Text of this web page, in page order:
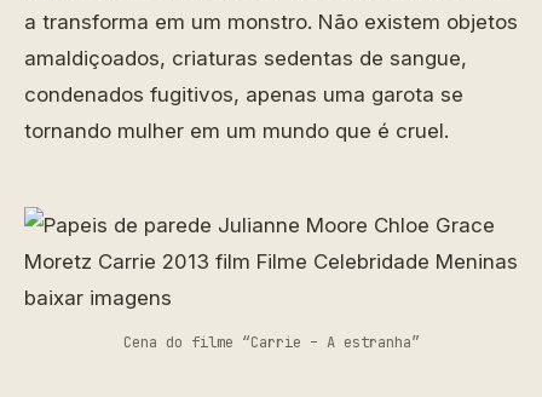
a transforma em um monstro. Não existem objetos
amaldiçoados, criaturas sedentas de sangue,
condenados fugitivos, apenas uma garota se
tornando mulher em um mundo que é cruel.
Cena do filme “Carrie – A estranha”